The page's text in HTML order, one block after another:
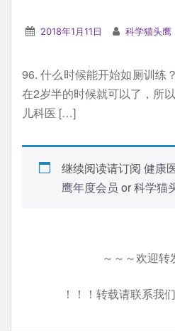
2018年1月11日 科学猫头鹰
96. 什么时候能开始如厕训练
在2岁半的时候就可以了，所
儿科医 […]
继续阅读请订阅 健康
鹰年度会员 or科学猫
～～～欢迎转
！！！转载请联系我